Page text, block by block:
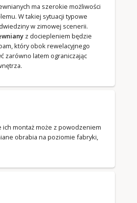
ma szerokie możliwości
W takiej sytuacji typowe
w zimowej scenerii.
z dociepleniem będzie
który obok rewelacyjnego
zarówno latem ograniczając
montaż może z powodzeniem
obrabia na poziomie fabryki,